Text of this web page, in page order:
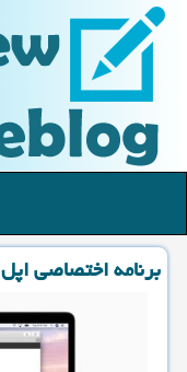
برنامه اختصاصی اپل برای